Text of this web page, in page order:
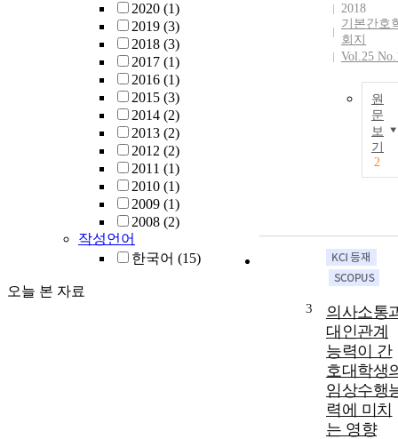
2020 (1)
2019 (3)
2018 (3)
2017 (1)
2016 (1)
2015 (3)
2014 (2)
2013 (2)
2012 (2)
2011 (1)
2010 (1)
2009 (1)
2008 (2)
작성언어
한국어 (15)
오늘 본 자료
2018
기본간호
회지
Vol.25
원
문
보
기
2
3
의사소통
대인관계
능력이 간
호대학생
임상수행
력에 미치
는 영향